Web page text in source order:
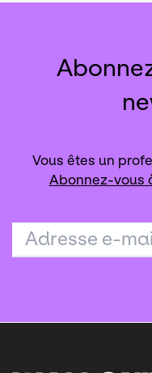
Vous êtes un
Abonnez-vous
Adresse e-mail